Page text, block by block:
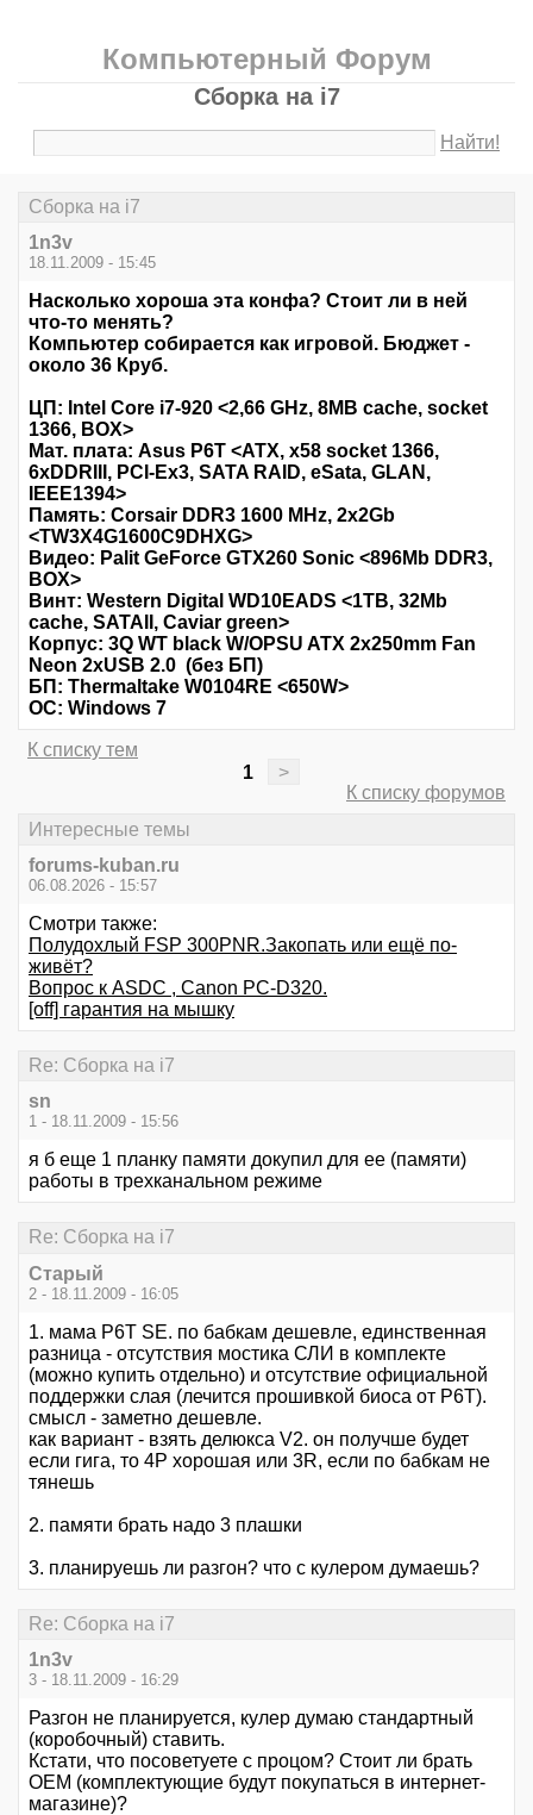
Компьютерный Форум
Сборка на i7
Найти!
Сборка на i7
1n3v
18.11.2009 - 15:45
Насколько хороша эта конфа? Стоит ли в ней
что-то менять?
Компьютер собирается как игровой. Бюджет -
около 36 Круб.
ЦП: Intel Core i7-920 <2,66 GHz, 8MB cache, socket
1366, BOX>
Мат. плата: Asus P6T <ATX, x58 socket 1366,
6xDDRIII, PCI-Ex3, SATA RAID, eSata, GLAN,
IEEE1394>
Память: Corsair DDR3 1600 MHz, 2x2Gb
<TW3X4G1600C9DHXG>
Видео: Palit GeForce GTX260 Sonic <896Mb DDR3,
BOX>
Винт: Western Digital WD10EADS <1TB, 32Mb
cache, SATAII, Caviar green>
Корпус: 3Q WT black W/OPSU ATX 2x250mm Fan
Neon 2xUSB 2.0 (без БП)
БП: Thermaltake W0104RE <650W>
ОС: Windows 7
К списку тем
1
>
К списку форумов
Интересные темы
forums-kuban.ru
06.08.2026 - 15:57
Смотри также:
Полудохлый FSP 300PNR.Закопать или ещё по-
живёт?
Вопрос к ASDC , Canon PC-D320.
[off] гарантия на мышку
Re: Сборка на i7
sn
1 - 18.11.2009 - 15:56
я б еще 1 планку памяти докупил для ее (памяти)
работы в трехканальном режиме
Re: Сборка на i7
Старый
2 - 18.11.2009 - 16:05
1. мама P6T SE. по бабкам дешевле, единственная
разница - отсутствия мостика СЛИ в комплекте
(можно купить отдельно) и отсутствие официальной
поддержки слая (лечится прошивкой биоса от P6T).
смысл - заметно дешевле.
как вариант - взять делюкса V2. он получше будет
если гига, то 4P хорошая или 3R, если по бабкам не
тянешь
2. памяти брать надо 3 плашки
3. планируешь ли разгон? что с кулером думаешь?
Re: Сборка на i7
1n3v
3 - 18.11.2009 - 16:29
Разгон не планируется, кулер думаю стандартный
(коробочный) ставить.
Кстати, что посоветуете с процом? Стоит ли брать
ОЕМ (комплектующие будут покупаться в интернет-
магазине)?